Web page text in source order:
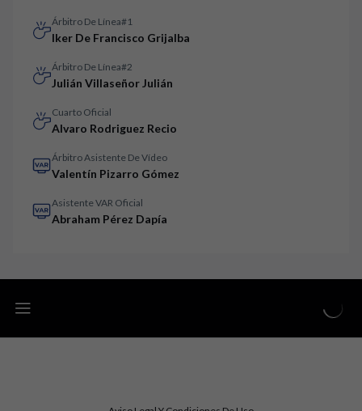
Árbitro De Línea#1
Iker De Francisco Grijalba
Árbitro De Línea#2
Julián Villaseñor Julián
Cuarto Oficial
Alvaro Rodriguez Recio
Árbitro Asistente De Vídeo
Valentín Pizarro Gómez
Asistente VAR Oficial
Abraham Pérez Dapía